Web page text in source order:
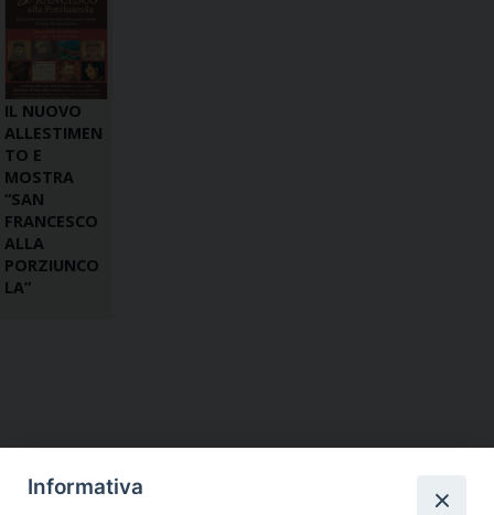
IL NUOVO
ALLESTIMEN
TO E
MOSTRA
“SAN
FRANCESCO
ALLA
PORZIUNCO
LA”
Informativa